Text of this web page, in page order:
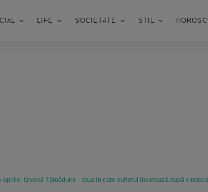
LIFE SOCIETATE STIL
aprilie: Izvorul Tămăduirii – ziua în care sufletul însetează după